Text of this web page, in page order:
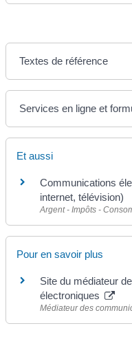
Textes de référence
Services en ligne et
Et aussi
Communications
internet, télévision)
Argent - Impôts -
Pour en savoir plus
Site du médiateur
électroniques
Médiateur des